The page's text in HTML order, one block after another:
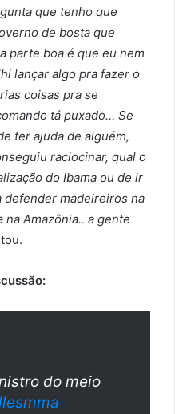
que tenho que
de bosta que
parte boa é que eu nem
lançar algo pra fazer o
coisas pra se
tá puxado… Se
ter ajuda de alguém,
raciocinar, qual o
do Ibama ou de ir
defender madeireiros na
Amazônia.. a gente
do meio